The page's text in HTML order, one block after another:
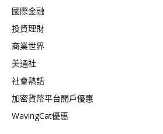
國際金融
投資理財
商業世界
美通社
社會熱話
加密貨幣平台開戶優惠
WavingCat優惠